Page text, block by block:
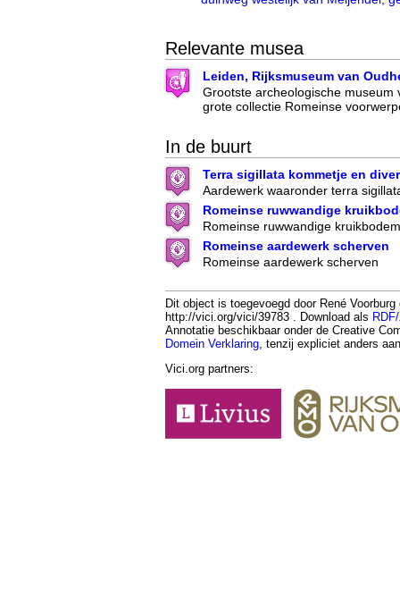
Relevante musea
Leiden, Rijksmuseum van
Grootste archeologische museum
grote collectie Romeinse
In de buurt
Terra sigillata kommetje en
Aardewerk waaronder terra
Romeinse ruwwandige
Romeinse ruwwandige kruikbodem
Romeinse aardewerk scherven
Romeinse aardewerk scherven
Dit object is toegevoegd door René
http://vici.org/vici/39783 . Download als
Annotatie beschikbaar onder de Creative
Domein Verklaring, tenzij expliciet anders
Vici.org partners: